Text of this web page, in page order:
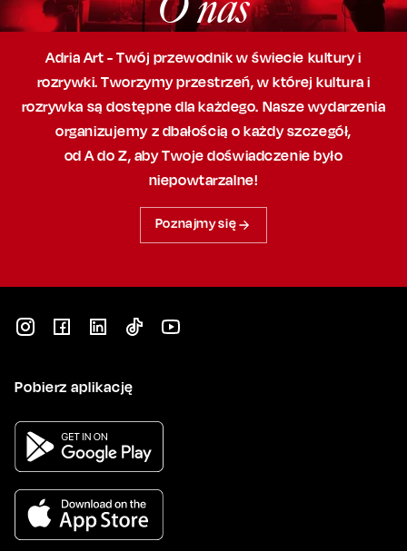
Adria Art - Twój przewodnik w świecie kultury i
rozrywki. Tworzymy przestrzeń,w której kultura i
rozrywka są dostępne dla każdego. Nasze wydarzenia
organizujemy z dbałością o każdy szczegół,
od A do Z, abyTwoje doświadczenie było
niepowtarzalne!
Poznajmy się
Pobierz aplikację